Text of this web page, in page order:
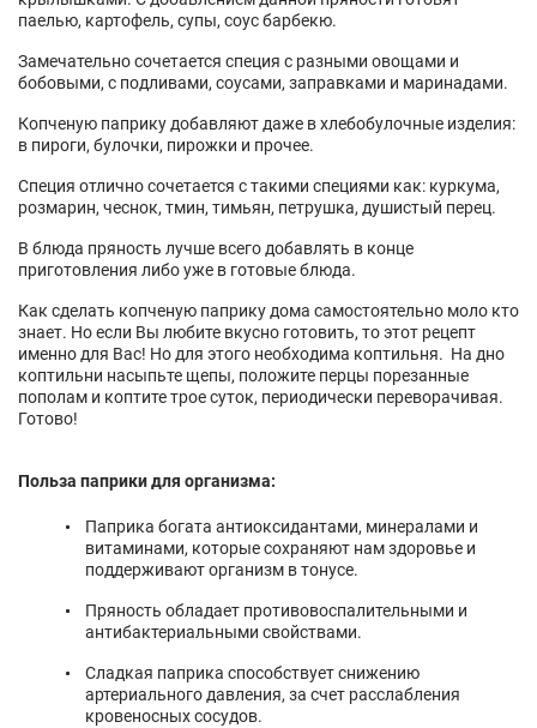
паелью, картофель, супы, соус барбекю.
Замечательно сочетается специя с разными овощами и
бобовыми, с подливами, соусами, заправками и маринадами.
Копченую паприку добавляют даже в хлебобулочные изделия:
в пироги, булочки, пирожки и прочее.
Специя отлично сочетается с такими специями как: куркума,
розмарин, чеснок, тмин, тимьян, петрушка, душистый перец.
В блюда пряность лучше всего добавлять в конце
приготовления либо уже в готовые блюда.
Как сделать копченую паприку дома самостоятельно моло кто
знает. Но если Вы любите вкусно готовить, то этот рецепт
именно для Вас! Но для этого необходима коптильня. На дно
коптильни насыпьте щепы, положите перцы порезанные
пополам и коптите трое суток, периодически переворачивая.
Готово!
Польза паприки для организма:
Паприка богата антиоксидантами, минералами и
витаминами, которые сохраняют нам здоровье и
поддерживают организм в тонусе.
Пряность обладает противовоспалительными и
антибактериальными свойствами.
Сладкая паприка способствует снижению
артериального давления, за счет расслабления
кровеносных сосудов.